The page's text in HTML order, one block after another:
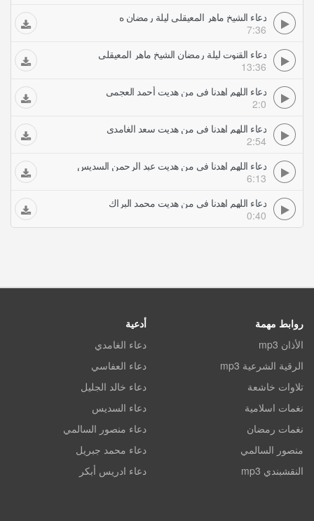
دعاء الشيخ ماهر المعيقلي ليلة رمضان ه
7:36
دعاء القنوت ليلة رمضان الشيخ ماهر المعيقلي
13:36
دعاء اللهم اهدنا في من هديت أحمد العجمي
2:0
دعاء اللهم اهدنا في من هديت سعد الغامدي
2:54
دعاء اللهم اهدنا في من هديت عبد الرحمن السديس
6:13
دعاء اللهم اهدنا في من هديت محمد البراك
0:40
روابط مهمة
الأذان mp3
الرقية الشرعية mp3
تلاوات خاشعة
نغمات اسلامية
نغمات رمضان
منصور السالمي
النقشبندي mp3
أدعية
دعاء الغامدي
دعاء العفاسي
دعاء خالد الجليل
دعاء السديس
دعاء منصور السالمي
دعاء محمد جبريل
دعاء ادريس أبكر